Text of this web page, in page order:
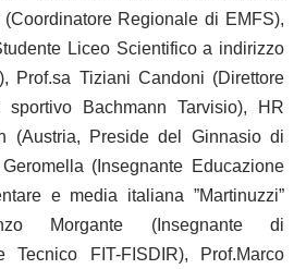
Regionale di EMFS),
Liceo Scientifico a indirizzo
Prof.sa Tiziani Candoni (Direttore
Bachmann Tarvisio), HR
(Austria, Preside del Ginnasio di
(Insegnante Educazione
e media italiana ”Martinuzzi”
Morgante (Insegnante di
FIT-FISDIR), Prof.Marco